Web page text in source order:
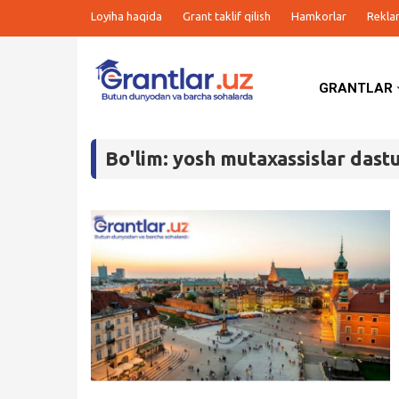
Loyiha haqida Grant taklif qilish Hamkorlar
GRANTLAR
Bo'lim: yosh mutaxassislar